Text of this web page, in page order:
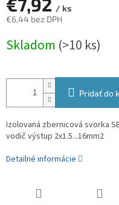
€7,92 / ks
€6,44 bez DPH
cena:
Skladom (>10 ks)
Pridať do
Izolovaná zbernicová svorka
vodič výstup 2x1.5...16mm2
Detailné informácie